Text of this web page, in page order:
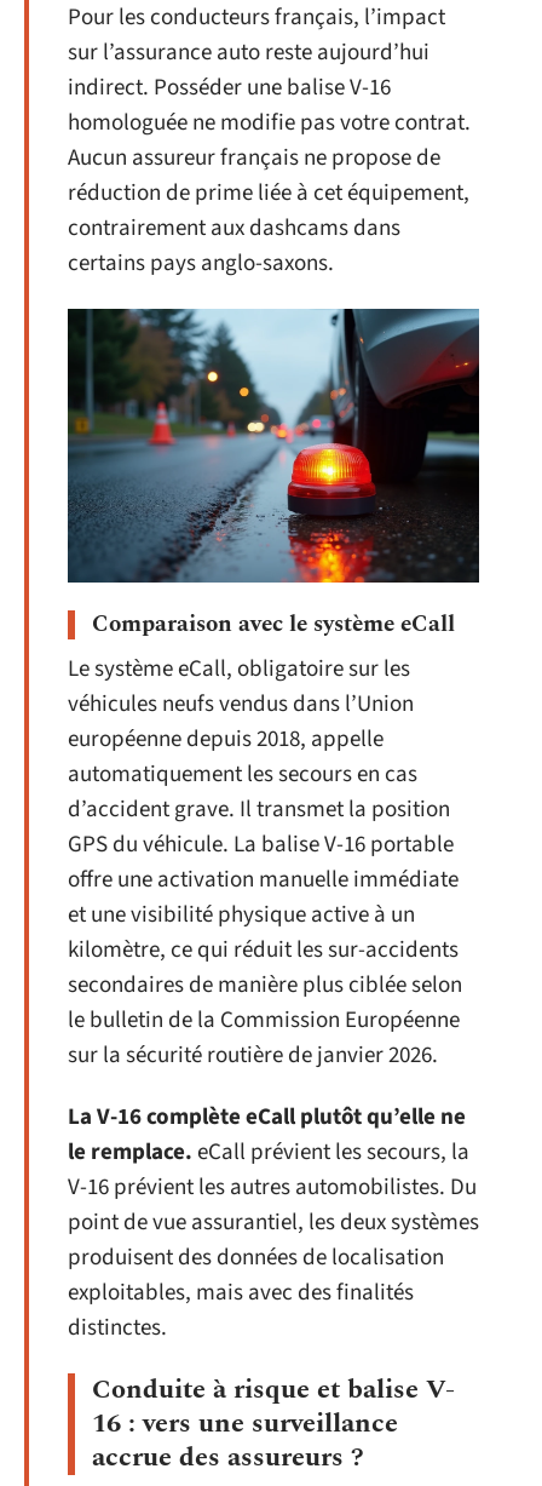
Pour les conducteurs français, l’impact
sur l’assurance auto reste aujourd’hui
indirect. Posséder une balise V-16
homologuée ne modifie pas votre contrat.
Aucun assureur français ne propose de
réduction de prime liée à cet équipement,
contrairement aux dashcams dans
certains pays anglo-saxons.
Comparaison avec le système eCall
Le système eCall, obligatoire sur les
véhicules neufs vendus dans l’Union
européenne depuis 2018, appelle
automatiquement les secours en cas
d’accident grave. Il transmet la position
GPS du véhicule. La balise V-16 portable
offre une activation manuelle immédiate
et une visibilité physique active à un
kilomètre, ce qui réduit les sur-accidents
secondaires de manière plus ciblée selon
le bulletin de la Commission Européenne
sur la sécurité routière de janvier 2026.
La V-16 complète eCall plutôt qu’elle ne
le remplace.eCall prévient les secours, la
V-16 prévient les autres automobilistes. Du
point de vue assurantiel, les deux systèmes
produisent des données de localisation
exploitables, mais avec des finalités
distinctes.
Conduite à risque et balise V-
16 : vers une surveillance
accrue des assureurs ?